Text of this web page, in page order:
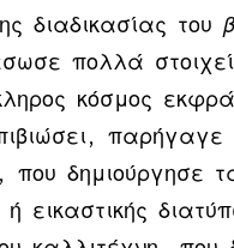
διαδικασίας του
πολλά
κόσμος
παρήγαγε
δημιούργησε
εικαστικής